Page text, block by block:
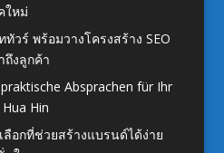
ใหม่
วร์ พร้อมวางโครงสร้าง SEO
ถึงลูกค้า
Absprachen für Ihr
Hin
อกที่ช่วยสร้างแบรนด์ได้ง่าย